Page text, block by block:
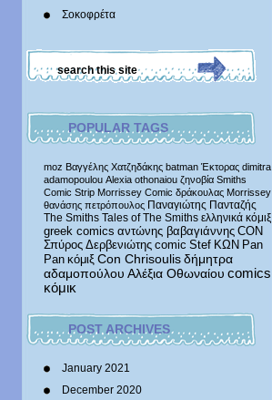
Σοκοφρέτα
POPULAR TAGS
moz Βαγγέλης Χατζηδάκης batman Έκτορας dimitra
adamopoulou Alexia othonaiou ζηνοβία Smiths
Comic Strip Morrissey Comic δράκουλας Morrissey
θανάσης πετρόπουλος Παναγιώτης Πανταζής
The Smiths Tales of The Smiths ελληνικά κόμιξ
greek comics αντώνης βαβαγιάννης CON
Σπύρος Δερβενιώτης comic Stef ΚΩΝ Pan
Pan κόμιξ Con Chrisoulis δήμητρα
αδαμοπούλου Αλέξια Οθωναίου comics
κόμικ
POST ARCHIVES
January 2021
December 2020